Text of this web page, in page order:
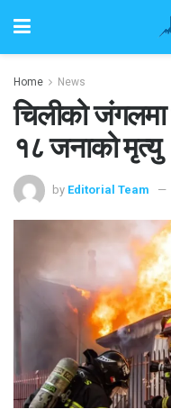
Home News
चिलीको
१८ जनाको मृत्यु
by Editorial Team